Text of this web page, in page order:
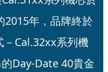
2015年，品牌終於
Cal.32xx系列機
Day-Date 40貴金